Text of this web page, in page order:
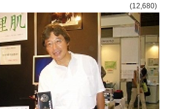
(12,680)